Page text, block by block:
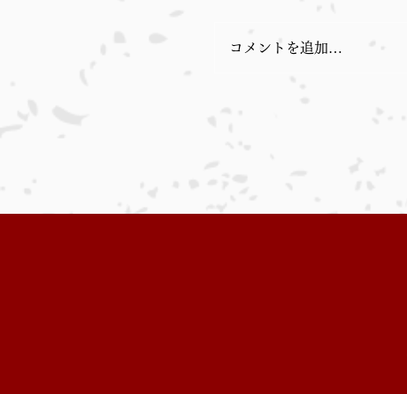
コメントを追加…